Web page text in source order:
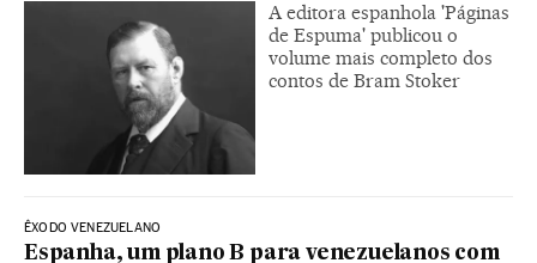
A editora espanhola 'Páginas
de Espuma' publicou o
volume mais completo dos
contos de Bram Stoker
ÊXODO VENEZUELANO
Espanha, um plano B para venezuelanos com